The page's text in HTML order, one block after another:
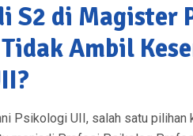
S2 di Magister
Ambil
Psikologi UII, salah satu